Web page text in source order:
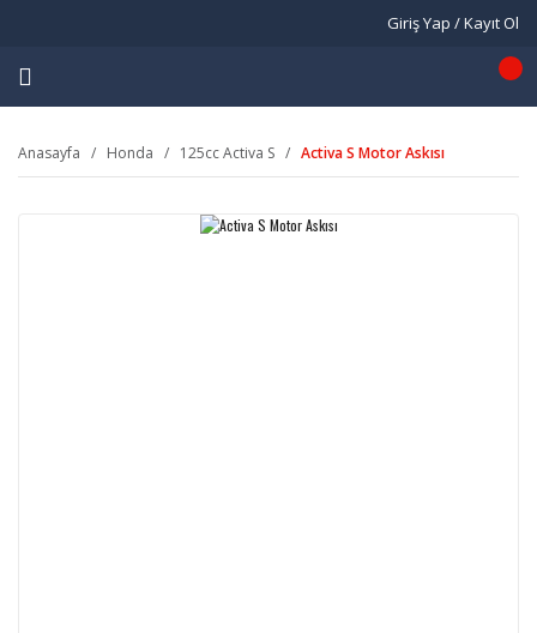
Giriş Yap / Kayıt Ol
Anasayfa Honda 125cc Activa S Activa S Motor Askısı